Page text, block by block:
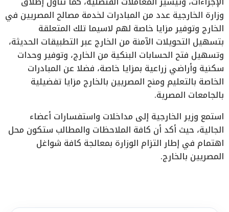
وزارة الخارجية عدد من المبادرات لخدمة مصالح المصريين في
الخارج وتوفير مزايا خاصة لهم لاسيما تلك المتعلقة
بتسهيل التحويلات الآمنة من الخارج عبر التطبيقات الحديثة،
وتسهيل فتح الحسابات البنكية من الخارج، وتوفير وحدات
سكنية وأراضي زراعية بمزايا خاصة، فضلا عن المبادرات
الخاصة بالتعليم ومنح المصريين بالخارج مزايا تفضيلية
بالجامعات المصرية.
استمع وزير الخارجية إلى مداخلات واستفسارات أعضاء
الجالية، حيث أكد أن كافة الملاحظات والمطالب ستكون محل
اهتمام في إطار التزام الوزارة بمعالجة كافة شواغل
المصريين بالخارج.